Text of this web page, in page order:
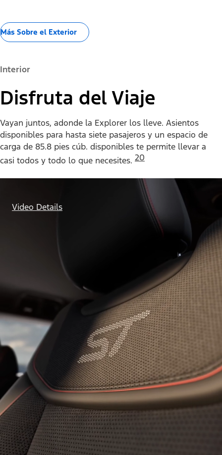
Más Sobre el Exterior
Interior
Disfruta del Viaje
Vayan juntos, adonde la Explorer los lleve. Asientos
disponibles para hasta siete pasajeros y un espacio de
carga de 85.8 pies cúb. disponibles te permite llevar a
casi todos y todo lo que necesites. 20
Video Details